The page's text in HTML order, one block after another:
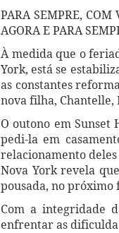
PARA SEMPRE,
AGORA E PARA
À medida que o
York, está se
as constantes
nova filha,
O outono em Sunset
pedi-la em
relacionamento
Nova York revela
pousada, no próximo
Com a integridade
enfrentar as